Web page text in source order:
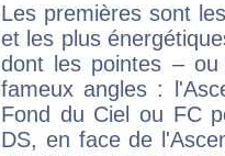
Les premières sont
et les plus
dont les pointes –
fameux angles :
Fond du Ciel ou FC
DS, en face de